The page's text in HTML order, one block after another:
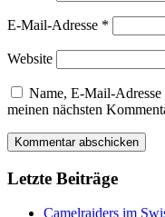
E-Mail-Adresse *
Website
Name, E-Mail-
meinen nächsten
Letzte Beiträge
Camelraiders im